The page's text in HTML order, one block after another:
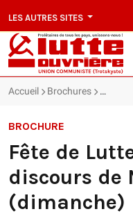
LES AUTRES SITES
Accueil Brochures Fête
BROCHURE
Fête de
discours de
(dimanche)